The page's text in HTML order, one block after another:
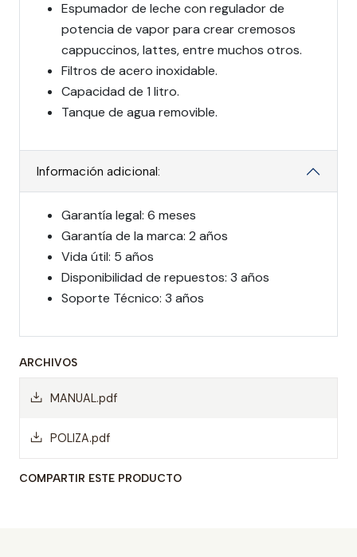
Espumador de leche con regulador de
potencia de vapor para crear cremosos
cappuccinos, lattes, entre muchos otros.
Filtros de acero inoxidable.
Capacidad de 1 litro.
Tanque de agua removible.
Información adicional:
Garantía legal: 6 meses
Garantía de la marca: 2 años
Vida útil: 5 años
Disponibilidad de repuestos: 3 años
Soporte Técnico: 3 años
ARCHIVOS
MANUAL.pdf
POLIZA.pdf
COMPARTIR ESTE PRODUCTO